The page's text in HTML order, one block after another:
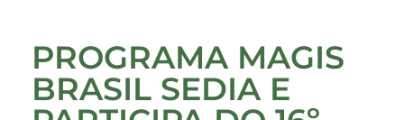
PROGRAMA MAGIS
BRASIL SEDIA E